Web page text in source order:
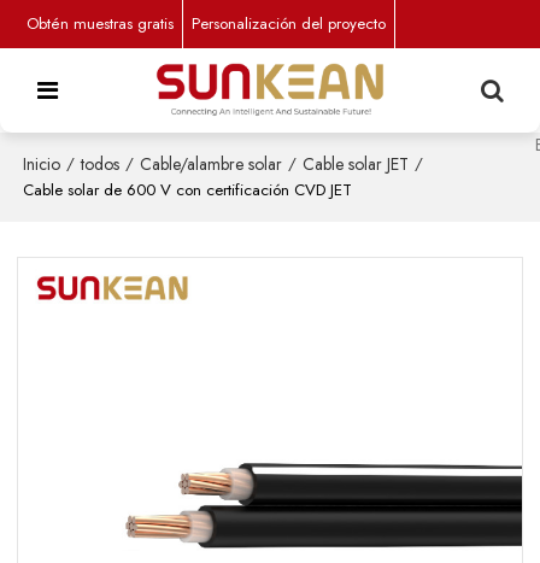
Obtén muestras gratis Personalización del proyecto
Inicio / todos / Cable/alambre solar / Cable solar JET /
Cable solar de 600 V con certificación CVD JET